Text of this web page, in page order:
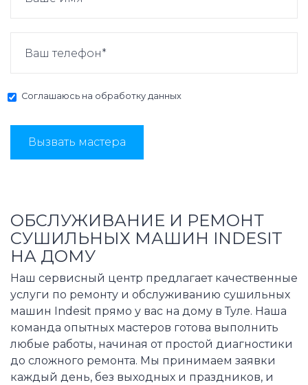
Соглашаюсь на обработку данных
Вызвать мастера
ОБСЛУЖИВАНИЕ И РЕМОНТ
СУШИЛЬНЫХ МАШИН INDESIT
НА ДОМУ
Наш сервисный центр предлагает качественные
услуги по ремонту и обслуживанию сушильных
машин Indesit прямо у вас на дому в Туле. Наша
команда опытных мастеров готова выполнить
любые работы, начиная от простой диагностики
до сложного ремонта. Мы принимаем заявки
каждый день, без выходных и праздников, и